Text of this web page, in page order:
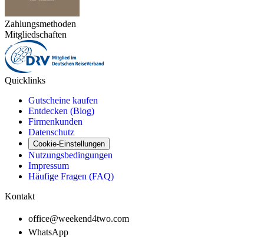
Zahlungsmethoden
Mitgliedschaften
Quicklinks
Gutscheine kaufen
Entdecken (Blog)
Firmenkunden
Datenschutz
Cookie-Einstellungen
Nutzungsbedingungen
Impressum
Häufige Fragen (FAQ)
Kontakt
office@weekend4two.com
WhatsApp